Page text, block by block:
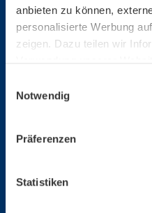
anbieten zu können,
personalisierte Werbung
zeigen. Dazu teilen wir
zu technisch nicht
Weiterführende Details zu
eingesetzten Diensten
Mehr über uns im
Notwendig
Präferenzen
Statistiken
SWEETS
SOFT DRINKS